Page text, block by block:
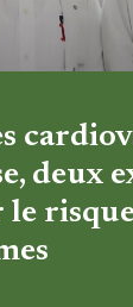
deux
le